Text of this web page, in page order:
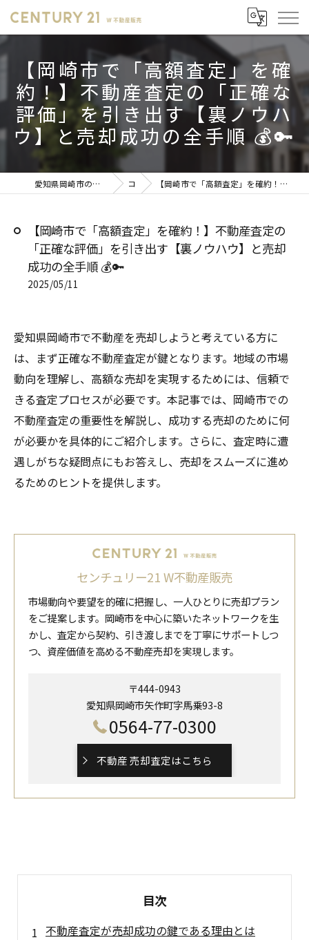
【岡崎市で「高額査定」を確
約！】不動産査定の「正確な
評価」を引き出す【裏ノウハ
ウ】と売却成功の全手順 💰🔑
愛知県岡崎市の不動産売却ならセンチュリー21 W不動産販売 コラム 【岡崎市で「高額査定」を確約！】不動産査定の「正確な評価」を引き出す【裏ノウハウ】と売却成功の全手順 💰🔑
【岡崎市で「高額査定」を確約！】不動産査定の
「正確な評価」を引き出す【裏ノウハウ】と売却
成功の全手順 💰🔑
2025/05/11
愛知県岡崎市で不動産を売却しようと考えている方に
は、まず正確な不動産査定が鍵となります。地域の市場
動向を理解し、高額な売却を実現するためには、信頼で
きる査定プロセスが必要です。本記事では、岡崎市での
不動産査定の重要性を解説し、成功する売却のために何
が必要かを具体的にご紹介します。さらに、査定時に遭
遇しがちな疑問点にもお答えし、売却をスムーズに進め
るためのヒントを提供します。
センチュリー21 W不動産販売
市場動向や要望を的確に把握し、一人ひとりに売却プラン
をご提案します。岡崎市を中心に築いたネットワークを生
かし、査定から契約、引き渡しまでを丁寧にサポートしつ
つ、資産価値を高める不動産売却を実現します。
〒444-0943
愛知県岡崎市矢作町字馬乗93-8
0564-77-0300
不動産 売却査定はこちら
目次
不動産査定が売却成功の鍵である理由とは